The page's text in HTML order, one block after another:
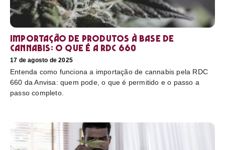
Importação de produtos à base de
cannabis: o que é a RDC 660
17 de agosto de 2025
Entenda como funciona a importação de cannabis pela RDC
660 da Anvisa: quem pode, o que é permitido e o passo a
passo completo.